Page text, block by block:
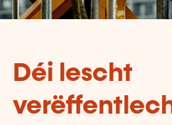
Déi lescht